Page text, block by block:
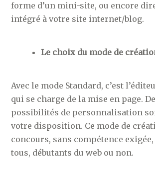
forme d’un mini-site, ou encore
intégré à votre site internet/blog.
Le choix du mode de
Avec le mode Standard, c’est
qui se charge de la mise en page.
possibilités de personnalisation
votre disposition. Ce mode de
concours, sans compétence exigée,
tous, débutants du web ou non.